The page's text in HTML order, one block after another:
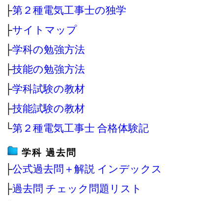
├第２種電気工事士の独学
├サイトマップ
├学科の勉強方法
├技能の勉強方法
├学科試験の教材
├技能試験の教材
└第２種電気工事士 合格体験記
学科 過去問
├公式過去問＋解説 インデックス
├過去問 チェック問題リスト